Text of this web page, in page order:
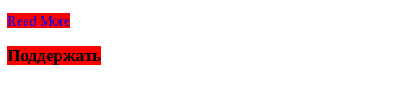
Read More
Поддержать